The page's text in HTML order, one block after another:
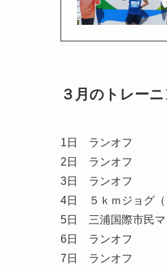
３月のトレー
1日 ランオフ
2日 ランオフ
3日 ランオフ
4日 ５ｋｍジョグ（
5日 三浦国際市民マ
6日 ランオフ
7日 ランオフ